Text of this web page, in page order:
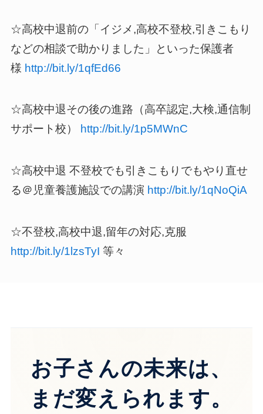
☆高校中退前の「イジメ,高校不登校,引きこもり
などの相談で助かりました」といった保護者
様 http://bit.ly/1qfEd66
☆高校中退その後の進路（高卒認定,大検,通信制
サポート校）
http://bit.ly/1p5MWnC
☆高校中退 不登校でも引きこもりでもやり直せ
る＠児童養護施設での講演 http://bit.ly/1qNoQiA
☆不登校,高校中退,留年の対応,克服
http://bit.ly/1lzsTyI 等々
お子さんの未来は、
まだ変えられます。